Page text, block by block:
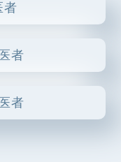
ビザライン、ホワイ
者
者
者